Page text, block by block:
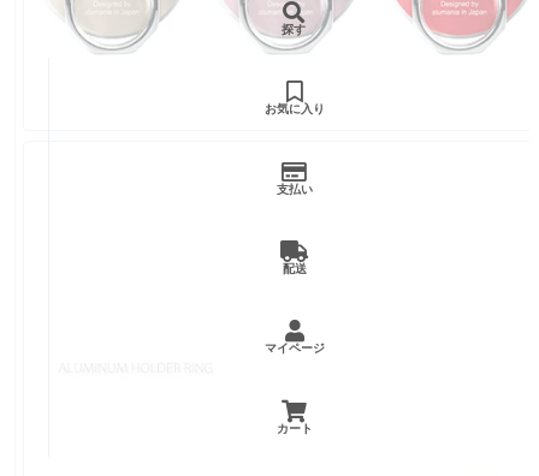
探す
お気に入り
支払い
配送
マイページ
カート